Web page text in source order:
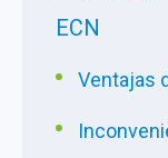
ECN
Ventajas